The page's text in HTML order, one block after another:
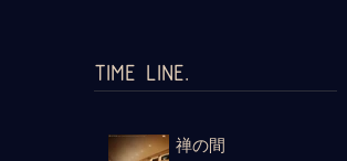
TIME LINE.
禅の間